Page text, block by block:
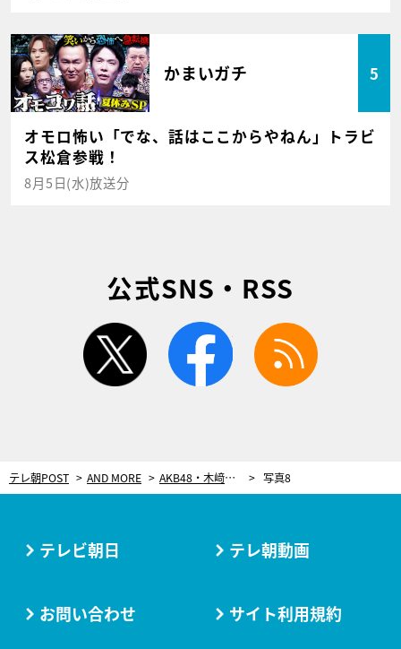
かまいガチ 5
オモロ怖い「でな、話はここからやねん」トラビ
ス松倉参戦！
8月5日(水)放送分
公式SNS・RSS
twitter facebook
テレ朝POST AND MORE AKB48・木﨑ゆりあ、爆音響く凶器デスマッチの撮影で自ら“耳栓無し”の提案！ 写真8
テレビ朝日 テレ朝動画
お問い合わせ サイト利用規約